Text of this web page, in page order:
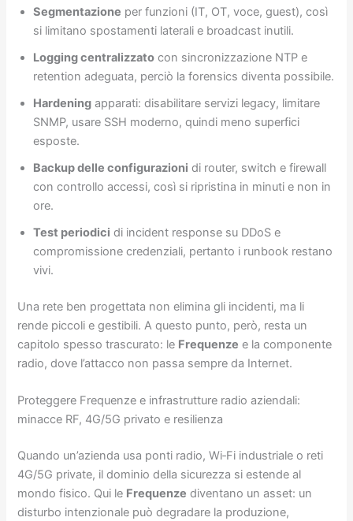
Segmentazione per funzioni (IT, OT, voce, guest), così
si limitano spostamenti laterali e broadcast inutili.
Logging centralizzato con sincronizzazione NTP e
retention adeguata, perciò la forensics diventa possibile.
Hardening apparati: disabilitare servizi legacy, limitare
SNMP, usare SSH moderno, quindi meno superfici
esposte.
Backup delle configurazioni di router, switch e firewall
con controllo accessi, così si ripristina in minuti e non in
ore.
Test periodici di incident response su DDoS e
compromissione credenziali, pertanto i runbook restano
vivi.
Una rete ben progettata non elimina gli incidenti, ma li
rende piccoli e gestibili. A questo punto, però, resta un
capitolo spesso trascurato: le Frequenze e la componente
radio, dove l’attacco non passa sempre da Internet.
Proteggere Frequenze e infrastrutture radio aziendali:
minacce RF, 4G/5G privato e resilienza
Quando un’azienda usa ponti radio, Wi‑Fi industriale o reti
4G/5G private, il dominio della sicurezza si estende al
mondo fisico. Qui le Frequenze diventano un asset: un
disturbo intenzionale può degradare la produzione,